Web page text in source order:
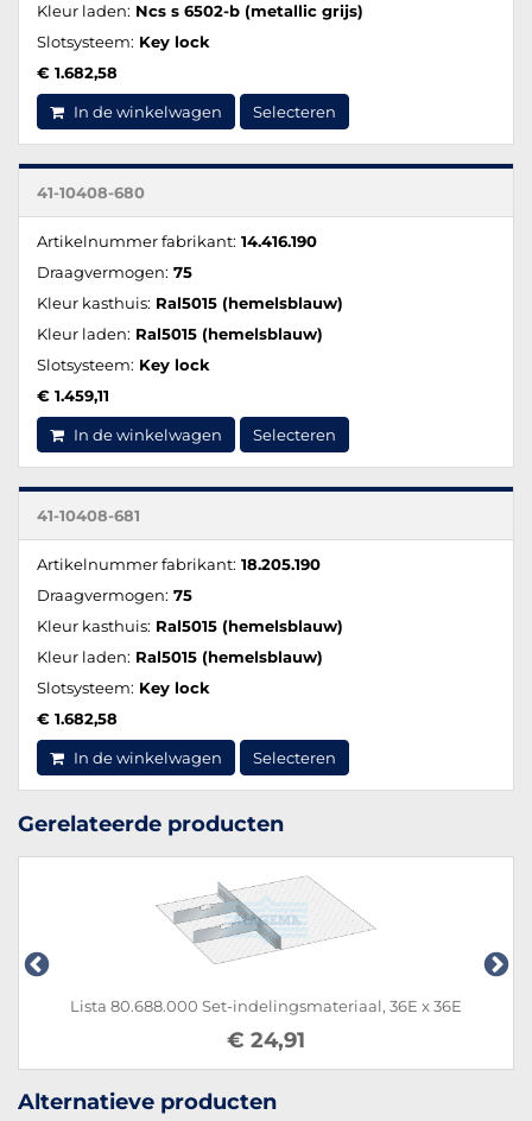
Kleur laden: Ncs s 6502-b (metallic grijs)
Slotsysteem: Key lock
€ 1.682,58
In de winkelwagen Selecteren
41-10408-680
Artikelnummer fabrikant: 14.416.190
Draagvermogen: 75
Kleur kasthuis: Ral5015 (hemelsblauw)
Kleur laden: Ral5015 (hemelsblauw)
Slotsysteem: Key lock
€ 1.459,11
In de winkelwagen Selecteren
41-10408-681
Artikelnummer fabrikant: 18.205.190
Draagvermogen: 75
Kleur kasthuis: Ral5015 (hemelsblauw)
Kleur laden: Ral5015 (hemelsblauw)
Slotsysteem: Key lock
€ 1.682,58
In de winkelwagen Selecteren
Gerelateerde producten
Lista 80.688.000 Set-indelingsmateriaal, 36E x 36E
€ 24,91
Alternatieve producten